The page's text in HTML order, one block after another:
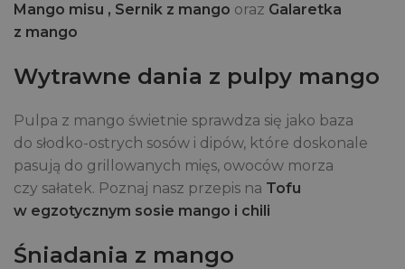
Mango misu , Sernik z mango oraz Galaretka
z mango
Wytrawne dania z pulpy mango
Pulpa z mango świetnie sprawdza się jako baza
do słodko-ostrych sosów i dipów, które doskonale
pasują do grillowanych mięs, owoców morza
czy sałatek. Poznaj nasz przepis na Tofu
w egzotycznym sosie mango i chili
Śniadania z mango